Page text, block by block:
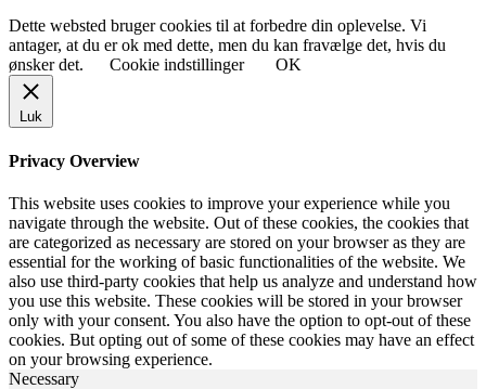
Dette websted bruger cookies til at forbedre din oplevelse. Vi
antager, at du er ok med dette, men du kan fravælge det, hvis du
ønsker det.
Cookie indstillinger OK
Luk
Privacy Overview
This website uses cookies to improve your experience while you
navigate through the website. Out of these cookies, the cookies that
are categorized as necessary are stored on your browser as they are
essential for the working of basic functionalities of the website. We
also use third-party cookies that help us analyze and understand how
you use this website. These cookies will be stored in your browser
only with your consent. You also have the option to opt-out of these
cookies. But opting out of some of these cookies may have an effect
on your browsing experience.
Necessary